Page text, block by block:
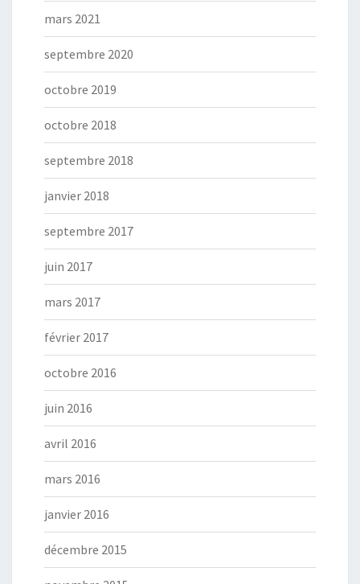
mars 2021
septembre 2020
octobre 2019
octobre 2018
septembre 2018
janvier 2018
septembre 2017
juin 2017
mars 2017
février 2017
octobre 2016
juin 2016
avril 2016
mars 2016
janvier 2016
décembre 2015